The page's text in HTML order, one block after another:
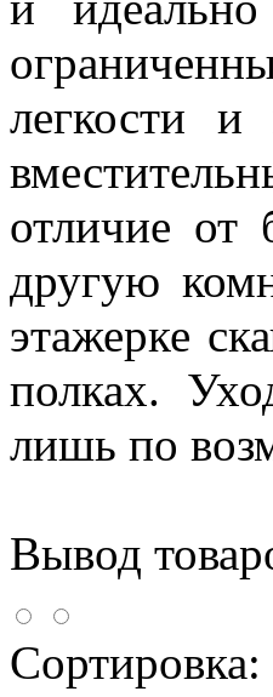
легкости и
отличие от
другую
этажерке
полках.
лишь по
Вывод
Сортировка: